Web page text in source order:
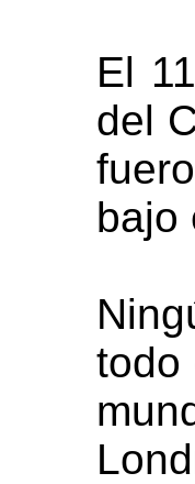
El
del
bajo
todo